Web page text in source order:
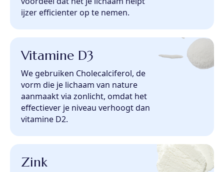
ijzer efficienter op te nemen.
Vitamine D3
We gebruiken Cholecalciferol, de
vorm die je lichaam van nature
aanmaakt via zonlicht, omdat het
effectiever je niveau verhoogt dan
vitamine D2.
Zink